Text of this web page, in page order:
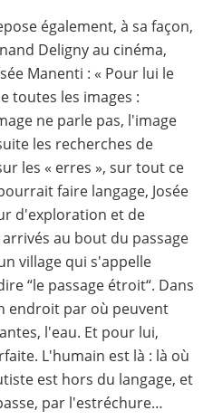
également, à sa façon,
Deligny au cinéma,
Manenti : « Pour lui le
toutes les images :
ne parle pas, l'image
les recherches de
les « erres », sur tout ce
faire langage, Josée
d'exploration et de
au bout du passage
village qui s'appelle
“le passage étroit“. Dans
endroit par où peuvent
l'eau. Et pour lui,
L'humain est là : là où
est hors du langage, et
par l'estréchure…